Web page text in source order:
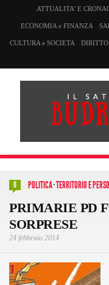
ATTUALITA’ E
ECONOMIA e FINANZA
CULTURA e SOCIETA
0 POLITICA·TERRITORIO E
PRIMARIE PD
SORPRESE
24 febbraio 2014